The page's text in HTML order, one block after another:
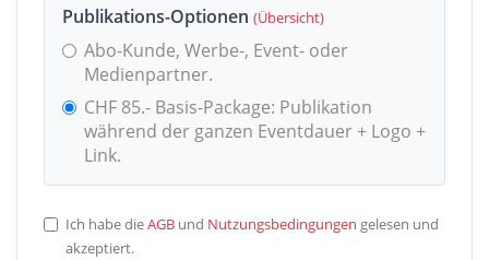
Publikations-Optionen (Übersicht)
Abo-Kunde, Werbe-, Event- oder
Medienpartner.
CHF 85.- Basis-Package: Publikation
während der ganzen Eventdauer + Logo +
Link.
Ich habe dieAGB und Nutzungsbedingungen gelesen und
akzeptiert.